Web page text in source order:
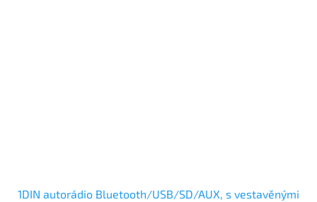
1DIN autorádio Bluetooth/USB/SD/AUX, s vestavěnými